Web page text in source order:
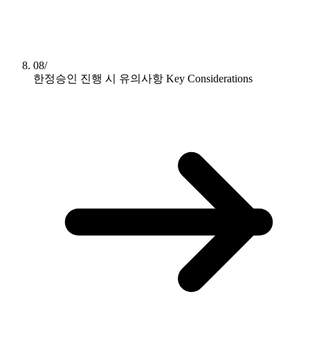
08/
한정승인 진행 시 유의사항 Key Considerations